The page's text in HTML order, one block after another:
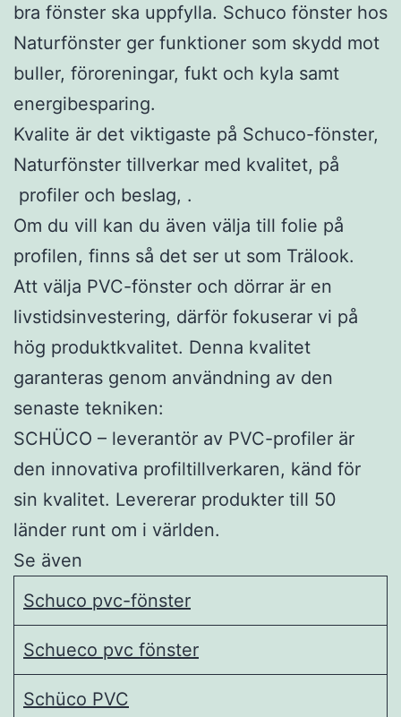
bra fönster ska uppfylla. Schuco fönster hos
Naturfönster ger funktioner som skydd mot
buller, föroreningar, fukt och kyla samt
energibesparing.
Kvalite är det viktigaste på Schuco-fönster,
Naturfönster tillverkar med kvalitet, på
profiler och beslag, .
Om du vill kan du även välja till folie på
profilen, finns så det ser ut som Trälook.
Att välja PVC-fönster och dörrar är en
livstidsinvestering, därför fokuserar vi på
hög produktkvalitet. Denna kvalitet
garanteras genom användning av den
senaste tekniken:
SCHÜCO – leverantör av PVC-profiler är
den innovativa profiltillverkaren, känd för
sin kvalitet. Levererar produkter till 50
länder runt om i världen.
Se även
Schuco pvc-fönster
Schueco pvc fönster
Schüco PVC